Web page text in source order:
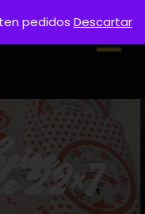
22×7
pedidos Descartar